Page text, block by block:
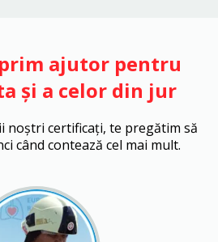
ajutor pentru
și a celor din jur
noștri certificați, te pregătim să
când contează cel mai mult.